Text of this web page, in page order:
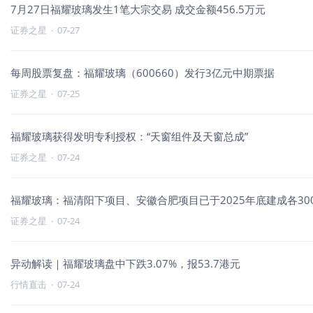
7月27日福耀玻璃发生1笔大宗交易 成交金额456.5万元
证券之星 · 07-27
每周股票复盘：福耀玻璃（600660）发行3亿元中期票据
证券之星 · 07-25
福耀玻璃获得发明专利授权：“天窗组件及天窗总成”
证券之星 · 07-24
福耀玻璃：福清阳下项目、安徽合肥项目已于2025年底建成各
证券之星 · 07-24
异动解读｜福耀玻璃盘中下跌3.07%，报53.7港元
行情直击 · 07-24